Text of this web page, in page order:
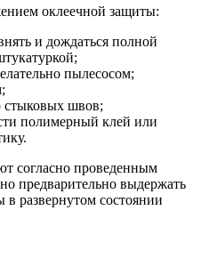
оклеечной защиты:
и дождаться полной
пылесосом;
стыковых швов;
полимерный клей или
согласно проведенным
предварительно выдержать
развернутом состоянии